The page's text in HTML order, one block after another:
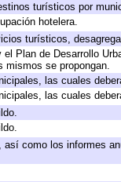
turísticos por
hotelera.
turísticos,
Plan de Desarrollo
mismos se propongan.
las cuales
las cuales
como los informes